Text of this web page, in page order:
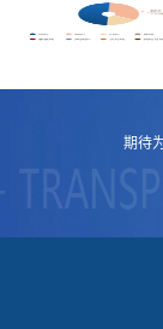
期待